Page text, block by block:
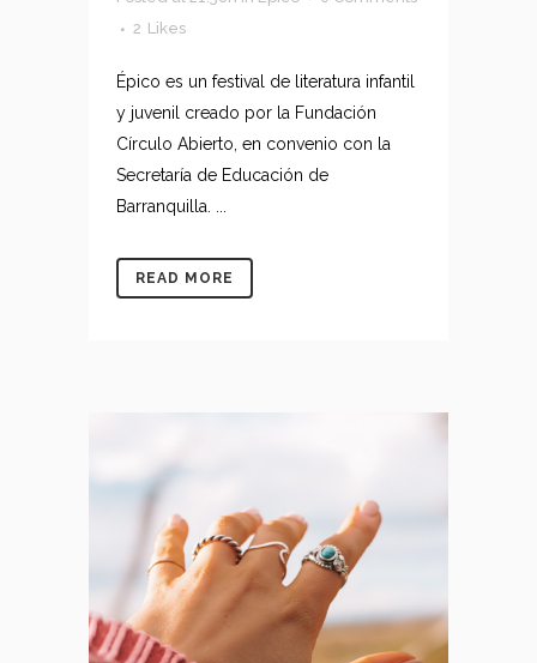
2 Likes
Épico es un festival de literatura infantil
y juvenil creado por la Fundación
Círculo Abierto, en convenio con la
Secretaría de Educación de
Barranquilla. ...
READ MORE